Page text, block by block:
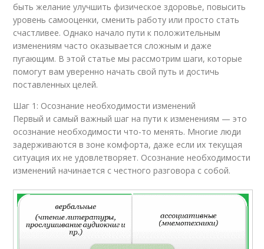
быть желание улучшить физическое здоровье, повысить
уровень самооценки, сменить работу или просто стать
счастливее. Однако начало пути к положительным
изменениям часто оказывается сложным и даже
пугающим. В этой статье мы рассмотрим шаги, которые
помогут вам уверенно начать свой путь и достичь
поставленных целей.
Шаг 1: Осознание необходимости изменений
Первый и самый важный шаг на пути к изменениям — это
осознание необходимости что-то менять. Многие люди
задерживаются в зоне комфорта, даже если их текущая
ситуация их не удовлетворяет. Осознание необходимости
изменений начинается с честного разговора с собой.